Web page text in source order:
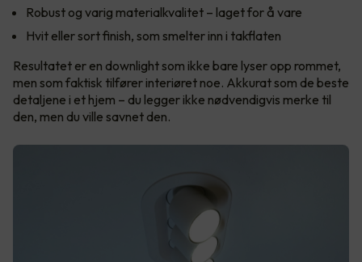
Robust og varig materialkvalitet – laget for å vare
Hvit eller sort finish, som smelter inn i takflaten
Resultatet er en downlight som ikke bare lyser opp rommet,
men som faktisk tilfører interiøret noe. Akkurat som de beste
detaljene i et hjem – du legger ikke nødvendigvis merke til
den, men du ville savnet den.